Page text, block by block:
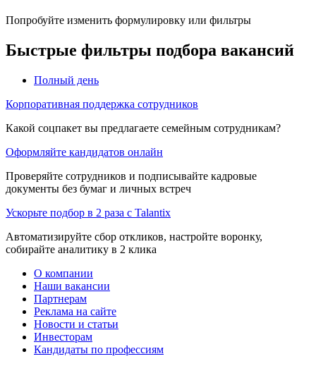
Попробуйте изменить формулировку или фильтры
Быстрые фильтры подбора вакансий
Полный день
Корпоративная поддержка сотрудников
Какой соцпакет вы предлагаете семейным сотрудникам?
Оформляйте кандидатов онлайн
Проверяйте сотрудников и подписывайте кадровые
документы без бумаг и личных встреч
Ускорьте подбор в 2 раза с Talantix
Автоматизируйте сбор откликов, настройте воронку,
собирайте аналитику в 2 клика
О компании
Наши вакансии
Партнерам
Реклама на сайте
Новости и статьи
Инвесторам
Кандидаты по профессиям